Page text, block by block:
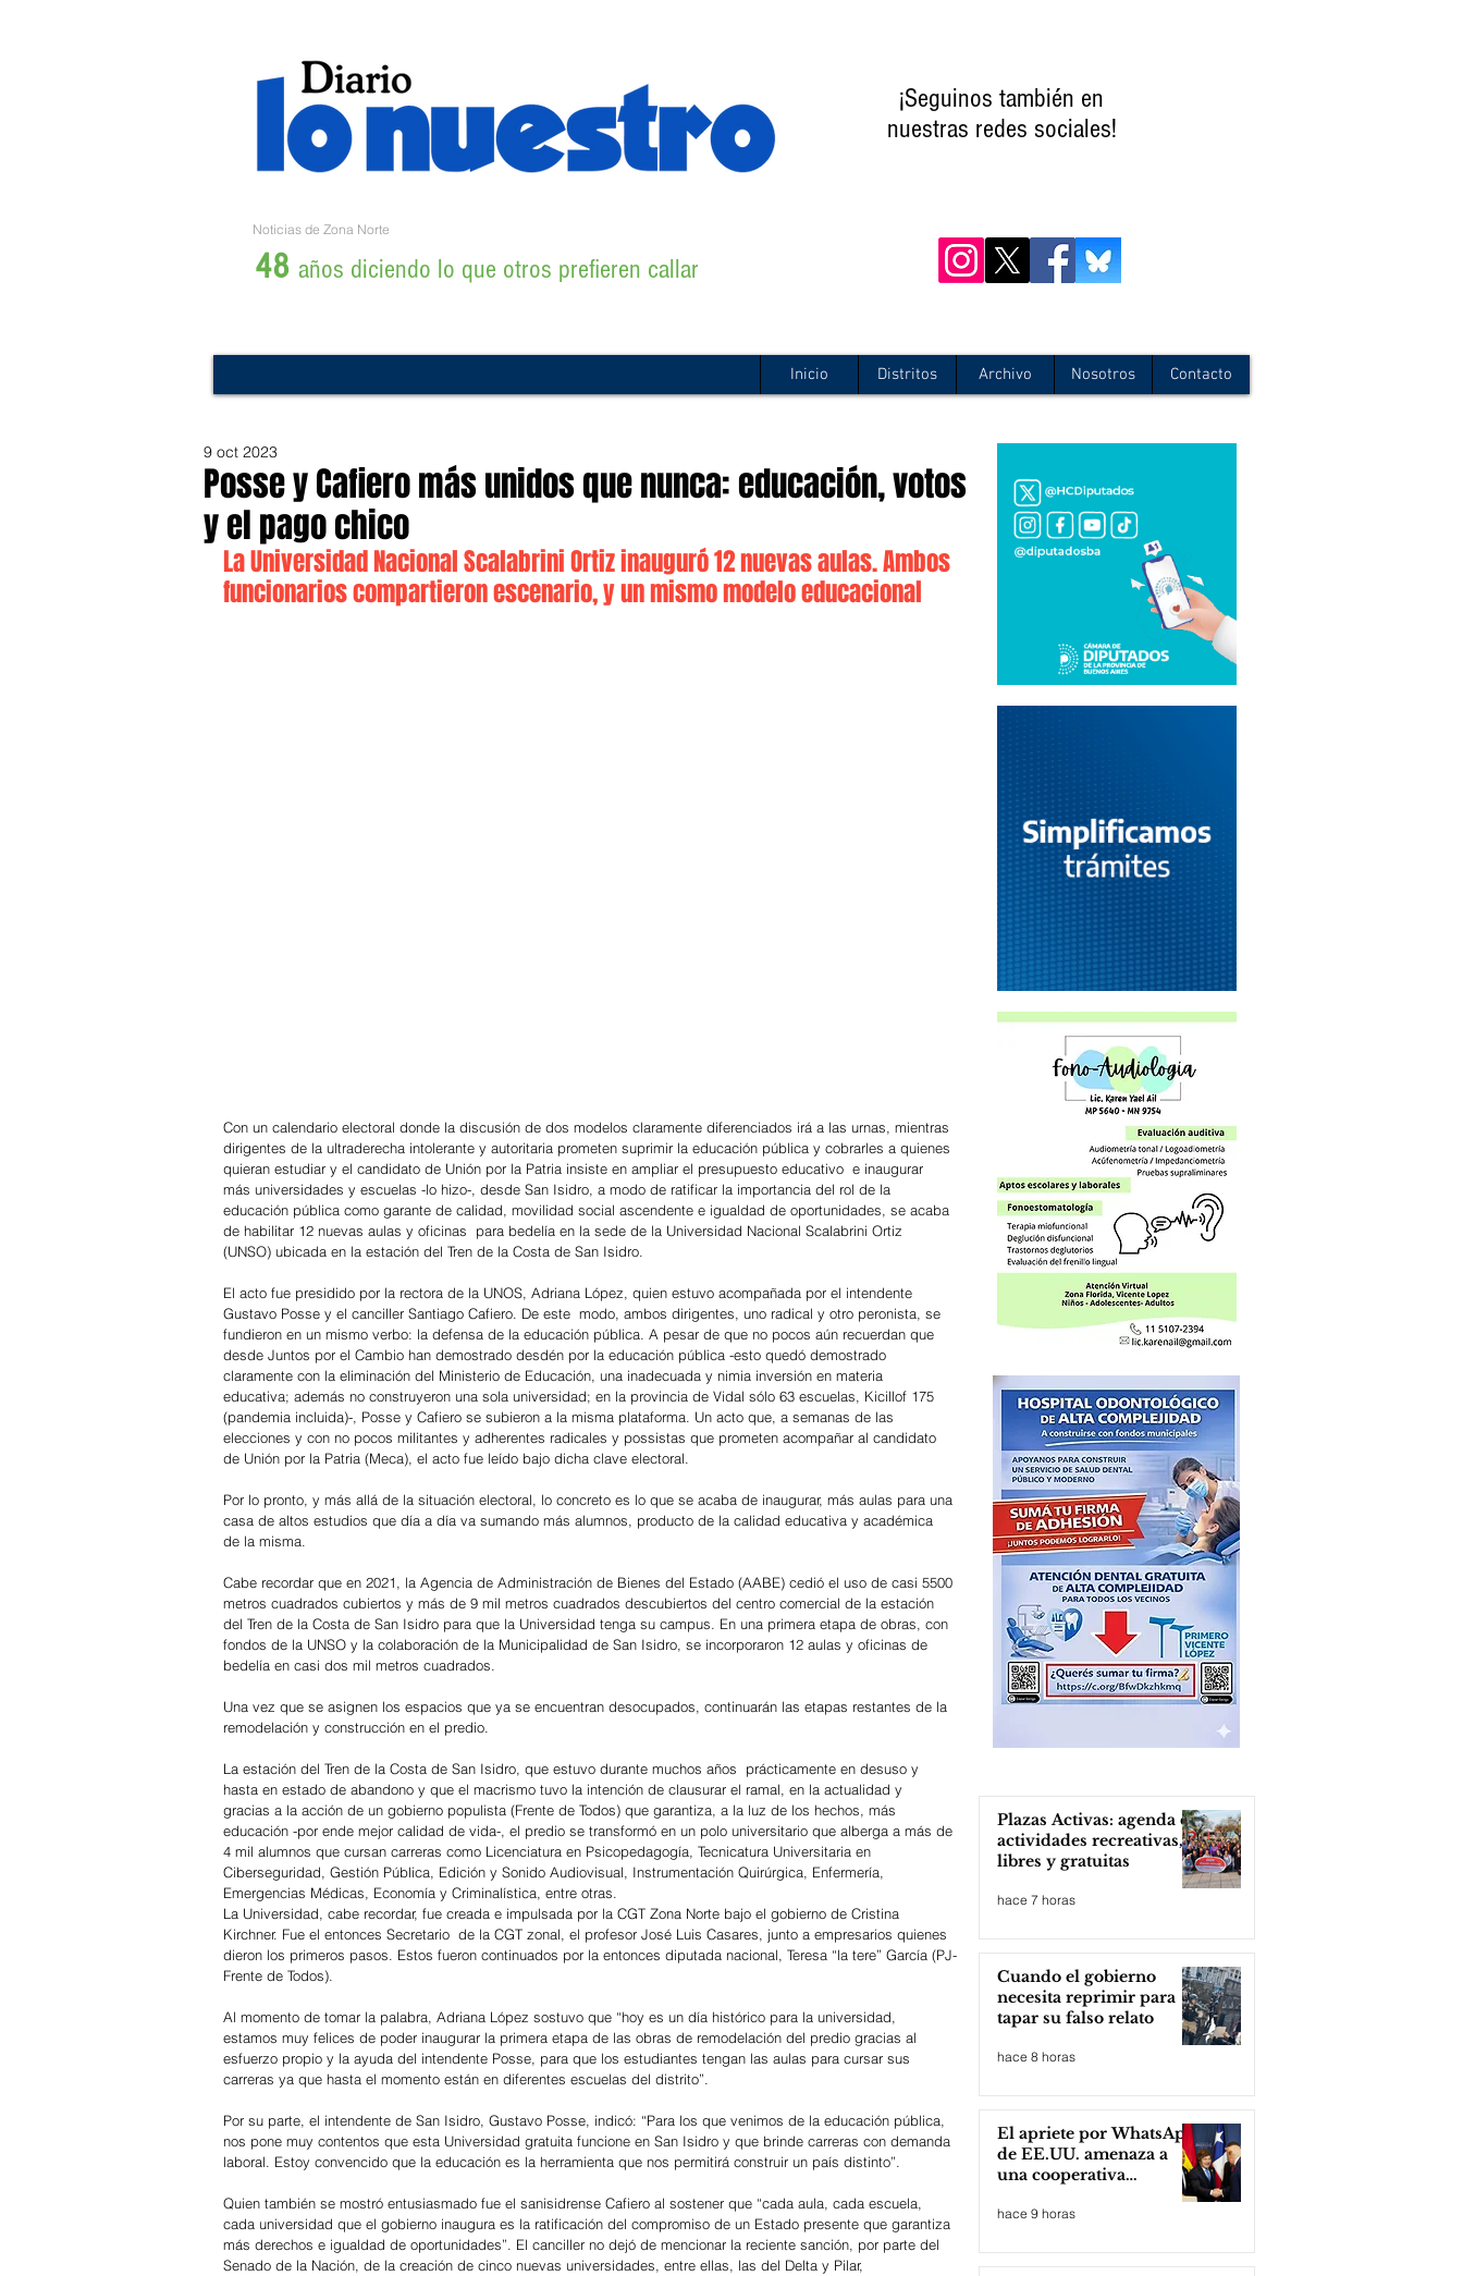
¡Seguinos también en
nuestras redes sociales!
Noticias de Zona Norte
48 años diciendo lo que otros prefieren callar
Inicio Distritos Archivo Nosotros Contacto
Posse y Cafiero más unidos que nunca: educación, votos
y el pago chico
9 oct 2023
La Universidad Nacional Scalabrini Ortiz inauguró 12 nuevas aulas. Ambos
funcionarios compartieron escenario, y un mismo modelo educacional
Con un calendario electoral donde la discusión de dos modelos claramente diferenciados irá a las urnas, mientras
dirigentes de la ultraderecha intolerante y autoritaria prometen suprimir la educación pública y cobrarles a quienes
quieran estudiar y el candidato de Unión por la Patria insiste en ampliar el presupuesto educativo  e inaugurar
más universidades y escuelas -lo hizo-, desde San Isidro, a modo de ratificar la importancia del rol de la
educación pública como garante de calidad, movilidad social ascendente e igualdad de oportunidades, se acaba
de habilitar 12 nuevas aulas y oficinas  para bedelía en la sede de la Universidad Nacional Scalabrini Ortiz
(UNSO) ubicada en la estación del Tren de la Costa de San Isidro.
El acto fue presidido por la rectora de la UNOS, Adriana López, quien estuvo acompañada por el intendente
Gustavo Posse y el canciller Santiago Cafiero. De este  modo, ambos dirigentes, uno radical y otro peronista, se
fundieron en un mismo verbo: la defensa de la educación pública. A pesar de que no pocos aún recuerdan que
desde Juntos por el Cambio han demostrado desdén por la educación pública -esto quedó demostrado
claramente con la eliminación del Ministerio de Educación, una inadecuada y nimia inversión en materia
educativa; además no construyeron una sola universidad; en la provincia de Vidal sólo 63 escuelas, Kicillof 175
(pandemia incluida)-, Posse y Cafiero se subieron a la misma plataforma. Un acto que, a semanas de las
elecciones y con no pocos militantes y adherentes radicales y possistas que prometen acompañar al candidato
de Unión por la Patria (Meca), el acto fue leído bajo dicha clave electoral.
Por lo pronto, y más allá de la situación electoral, lo concreto es lo que se acaba de inaugurar, más aulas para una
casa de altos estudios que día a día va sumando más alumnos, producto de la calidad educativa y académica
de la misma.
Cabe recordar que en 2021, la Agencia de Administración de Bienes del Estado (AABE) cedió el uso de casi 5500
metros cuadrados cubiertos y más de 9 mil metros cuadrados descubiertos del centro comercial de la estación
del Tren de la Costa de San Isidro para que la Universidad tenga su campus. En una primera etapa de obras, con
fondos de la UNSO y la colaboración de la Municipalidad de San Isidro, se incorporaron 12 aulas y oficinas de
bedelía en casi dos mil metros cuadrados.
Una vez que se asignen los espacios que ya se encuentran desocupados, continuarán las etapas restantes de la
remodelación y construcción en el predio.
La estación del Tren de la Costa de San Isidro, que estuvo durante muchos años  prácticamente en desuso y
hasta en estado de abandono y que el macrismo tuvo la intención de clausurar el ramal, en la actualidad y
gracias a la acción de un gobierno populista (Frente de Todos) que garantiza, a la luz de los hechos, más
educación -por ende mejor calidad de vida-, el predio se transformó en un polo universitario que alberga a más de
4 mil alumnos que cursan carreras como Licenciatura en Psicopedagogía, Tecnicatura Universitaria en
Ciberseguridad, Gestión Pública, Edición y Sonido Audiovisual, Instrumentación Quirúrgica, Enfermería,
Emergencias Médicas, Economía y Criminalística, entre otras.
La Universidad, cabe recordar, fue creada e impulsada por la CGT Zona Norte bajo el gobierno de Cristina
Kirchner. Fue el entonces Secretario  de la CGT zonal, el profesor José Luis Casares, junto a empresarios quienes
dieron los primeros pasos. Estos fueron continuados por la entonces diputada nacional, Teresa “la tere” García (PJ-
Frente de Todos).
Al momento de tomar la palabra, Adriana López sostuvo que “hoy es un día histórico para la universidad,
estamos muy felices de poder inaugurar la primera etapa de las obras de remodelación del predio gracias al
esfuerzo propio y la ayuda del intendente Posse, para que los estudiantes tengan las aulas para cursar sus
carreras ya que hasta el momento están en diferentes escuelas del distrito”.
Por su parte, el intendente de San Isidro, Gustavo Posse, indicó: “Para los que venimos de la educación pública,
nos pone muy contentos que esta Universidad gratuita funcione en San Isidro y que brinde carreras con demanda
laboral. Estoy convencido que la educación es la herramienta que nos permitirá construir un país distinto”.
Quien también se mostró entusiasmado fue el sanisidrense Cafiero al sostener que “cada aula, cada escuela,
cada universidad que el gobierno inaugura es la ratificación del compromiso de un Estado presente que garantiza
más derechos e igualdad de oportunidades”. El canciller no dejó de mencionar la reciente sanción, por parte del
Senado de la Nación, de la creación de cinco nuevas universidades, entre ellas, las del Delta y Pilar,
Plazas Activas: agenda de
actividades recreativas,
libres y gratuitas
hace 7 horas
Cuando el gobierno
necesita reprimir para
tapar su falso relato
hace 8 horas
El apriete por WhatsApp
de EE.UU. amenaza a
una cooperativa
argentina para boicotear
a Huawei
hace 9 horas